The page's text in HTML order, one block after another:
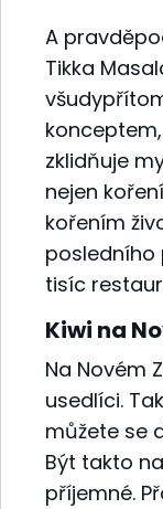
A
Tikka
zklidňuje
nejen
kořením
posledního
tisíc
Kiwi na
Na Novém
usedlíci.
můžete se
Být takto
příjemné.